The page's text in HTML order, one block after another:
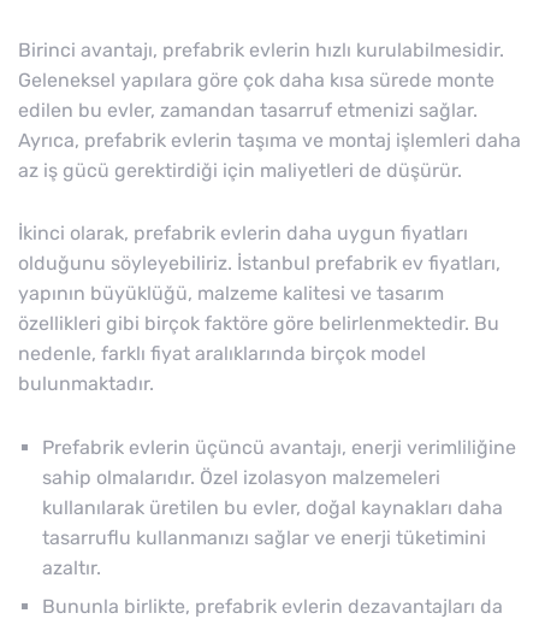
Birinci avantajı, prefabrik evlerin hızlı kurulabilmesidir.
Geleneksel yapılara göre çok daha kısa sürede monte
edilen bu evler, zamandan tasarruf etmenizi sağlar.
Ayrıca, prefabrik evlerin taşıma ve montaj işlemleri daha
az iş gücü gerektirdiği için maliyetleri de düşürür.
İkinci olarak, prefabrik evlerin daha uygun fiyatları
olduğunu söyleyebiliriz. İstanbul prefabrik ev fiyatları,
yapının büyüklüğü, malzeme kalitesi ve tasarım
özellikleri gibi birçok faktöre göre belirlenmektedir. Bu
nedenle, farklı fiyat aralıklarında birçok model
bulunmaktadır.
Prefabrik evlerin üçüncü avantajı, enerji verimliliğine
sahip olmalarıdır. Özel izolasyon malzemeleri
kullanılarak üretilen bu evler, doğal kaynakları daha
tasarruflu kullanmanızı sağlar ve enerji tüketimini
azaltır.
Bununla birlikte, prefabrik evlerin dezavantajları da